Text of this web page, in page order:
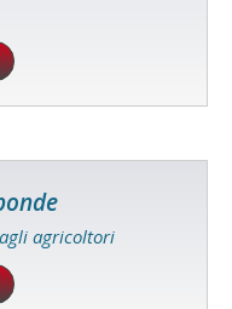
agricoltori